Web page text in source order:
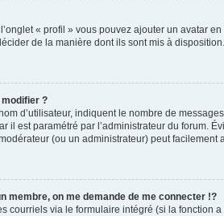
« profil » vous pouvez ajouter un avatar
de la manière dont ils sont mis à
modifier ?
d’utilisateur, indiquent le nombre de
il est paramétré par l’administrateur du forum.
(ou un administrateur) peut facilement
membre, on me demande de me connecter !?
courriels via le formulaire intégré (si la fonction